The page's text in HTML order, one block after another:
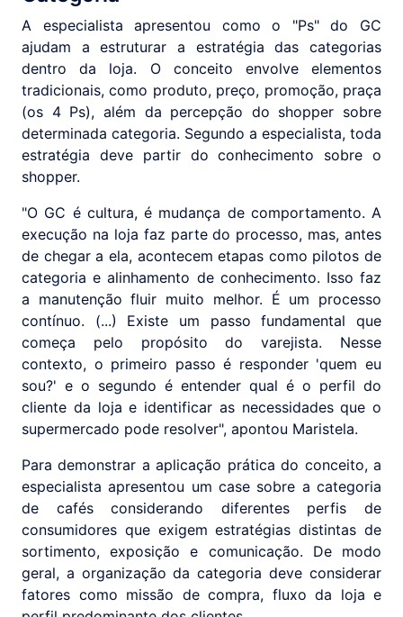
A especialista apresentou como o "Ps" do GC
ajudam a estruturar a estratégia das categorias
dentro da loja. O conceito envolve elementos
tradicionais, como produto, preço, promoção, praça
(os 4 Ps), além da percepção do shopper sobre
determinada categoria. Segundo a especialista, toda
estratégia deve partir do conhecimento sobre o
shopper.
"O GC é cultura, é mudança de comportamento. A
execução na loja faz parte do processo, mas, antes
de chegar a ela, acontecem etapas como pilotos de
categoria e alinhamento de conhecimento. Isso faz
a manutenção fluir muito melhor. É um processo
contínuo. (...) Existe um passo fundamental que
começa pelo propósito do varejista. Nesse
contexto, o primeiro passo é responder 'quem eu
sou?' e o segundo é entender qual é o perfil do
cliente da loja e identificar as necessidades que o
supermercado pode resolver", apontou Maristela.
Para demonstrar a aplicação prática do conceito, a
especialista apresentou um case sobre a categoria
de cafés considerando diferentes perfis de
consumidores que exigem estratégias distintas de
sortimento, exposição e comunicação. De modo
geral, a organização da categoria deve considerar
fatores como missão de compra, fluxo da loja e